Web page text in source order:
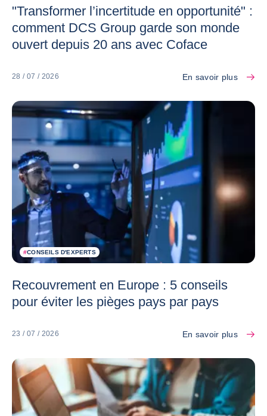
"Transformer l’incertitude en opportunité" :
comment DCS Group garde son monde
ouvert depuis 20 ans avec Coface
28 / 07 / 2026 En savoir plus
#CONSEILS D'EXPERTS
Recouvrement en Europe : 5 conseils
pour éviter les pièges pays par pays
23 / 07 / 2026 En savoir plus